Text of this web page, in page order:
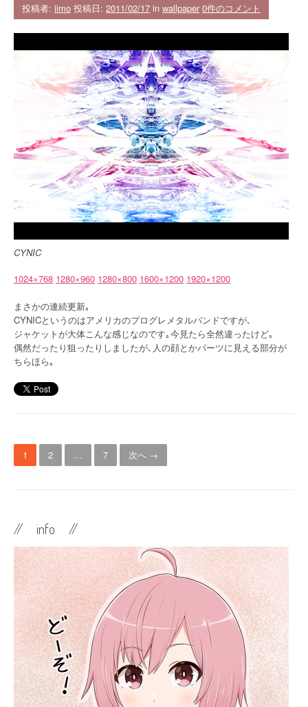
投稿者: iimo 投稿日: 2011/02/17 in wallpaper 0件のコメント
CYNIC
1024×768 1280×960 1280×800 1600×1200 1920×1200
まさかの連続更新｡
CYNICというのはアメリカのプログレメタルバンドですが､
ジャケットが大体こんな感じなのです｡今見たら全然違ったけど｡
偶然だったり狙ったりしましたが､人の顔とかパーツに見える部分が
ちらほら｡
投
稿
ビ
ゲ
ー
シ
ョ
ン
1 2 … 7 次へ →
// info //